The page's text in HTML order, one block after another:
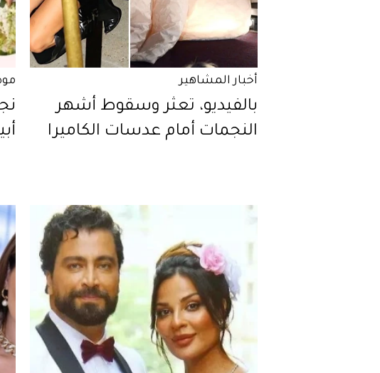
أخبار المشاهير
بالفيديو، تعثّر وسقوط أشهر
النجمات أمام عدسات الكاميرا